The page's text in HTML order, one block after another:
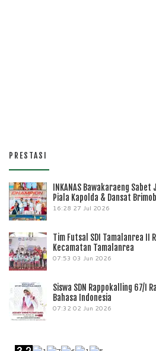
PRESTASI
INKANAS Bawakaraeng
Piala Kapolda & Dansat
16:28 27 Jul 2026
Tim Futsal SDI Tamalanrea II
Kecamatan Tamalanrea
07:53 03 Jun 2026
Siswa SDN Rappokalling 67/I
Bahasa Indonesia
07:32 02 Jun 2026